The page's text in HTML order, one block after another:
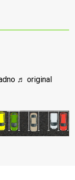
♬ original